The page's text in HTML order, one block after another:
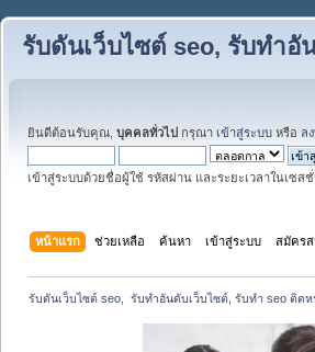
รับดันเว็บไซต์ seo, รับทำ
ยินดีต้อนรับคุณ, บุคคลทั่วไป กรุณา เข้าสู่ระบบ หรือ ล
เข้าสู่ระบบด้วยชื่อผู้ใช้ รหัสผ่าน และระยะเวลาในเซส
หน้าแรก ช่วยเหลือ ค้นหา เข้าสู่ระบบ สมัคร
รับดันเว็บไซต์ seo,  รับทำอันดับเว็บไซต์, รับทำ seo ติดห